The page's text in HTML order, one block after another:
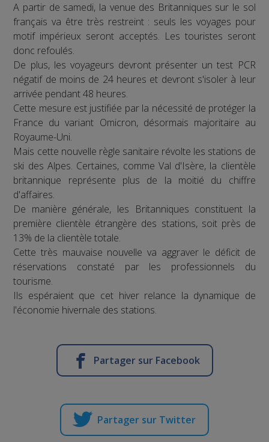
A partir de samedi, la venue des Britanniques sur le sol
français va être très restreint : seuls les voyages pour
motif impérieux seront acceptés. Les touristes seront
donc refoulés.
De plus, les voyageurs devront présenter un test PCR
négatif de moins de 24 heures et devront s'isoler à leur
arrivée pendant 48 heures.
Cette mesure est justifiée par la nécessité de protéger la
France du variant Omicron, désormais majoritaire au
Royaume-Uni.
Mais cette nouvelle règle sanitaire révolte les stations de
ski des Alpes. Certaines, comme Val d'Isère, la clientèle
britannique représente plus de la moitié du chiffre
d'affaires.
De manière générale, les Britanniques constituent la
première clientèle étrangère des stations, soit près de
13% de la clientèle totale.
Cette très mauvaise nouvelle va aggraver le déficit de
réservations constaté par les professionnels du
tourisme.
Ils espéraient que cet hiver relance la dynamique de
l'économie hivernale des stations.
Partager sur Facebook
Partager sur Twitter